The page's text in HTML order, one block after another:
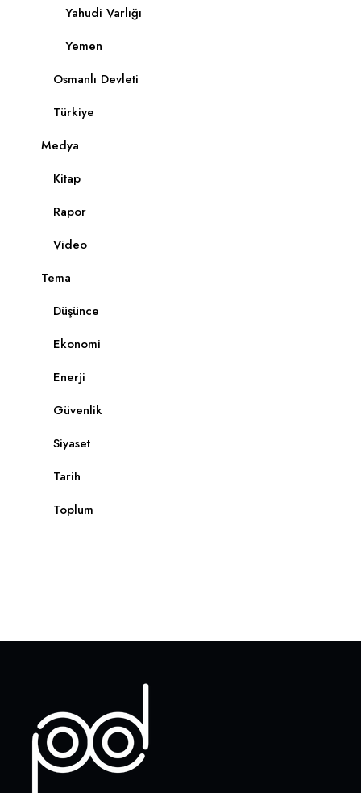
Yahudi Varlığı
Yemen
Osmanlı Devleti
Türkiye
Medya
Kitap
Rapor
Video
Tema
Düşünce
Ekonomi
Enerji
Güvenlik
Siyaset
Tarih
Toplum